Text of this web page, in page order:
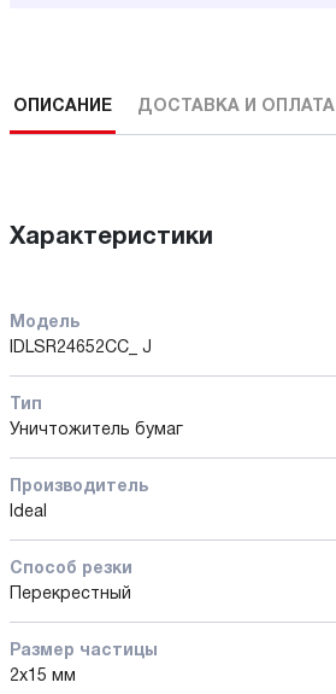
ОПИСАНИЕ ДОСТАВКА И ОПЛАТА
Характеристики
Модель
IDLSR24652CC_ J
Тип
Уничтожитель бумаг
Производитель
Ideal
Способ резки
Перекрестный
Размер частицы
2х15 мм